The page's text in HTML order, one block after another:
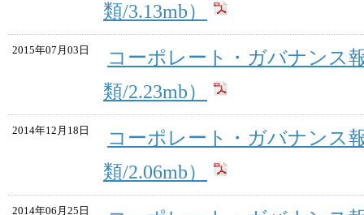
類/3.13mb）
2015年07月03日
コーポレート・ガバナンス
類/2.23mb）
2014年12月18日
コーポレート・ガバナンス
類/2.06mb）
2014年06月25日